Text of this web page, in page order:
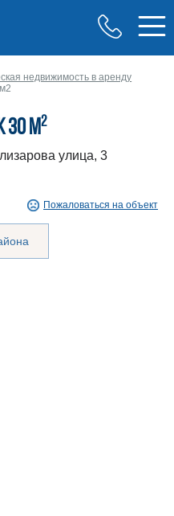
недвижимость в аренду
30 м2
улица, 3
Пожаловаться на объект